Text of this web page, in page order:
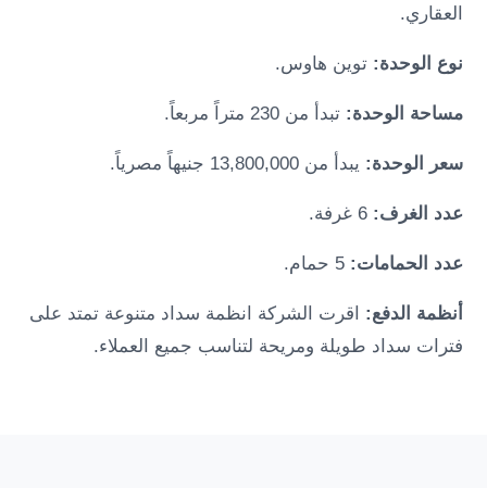
العقاري.
نوع الوحدة: توين هاوس.
مساحة الوحدة:تبدأ من 230 متراً مربعاً.
سعر الوحدة: يبدأ من 13,800,000 جنيهاً مصرياً.
عدد الغرف: 6 غرفة.
عدد الحمامات: 5 حمام.
أنظمة الدفع: اقرت الشركة انظمة سداد متنوعة تمتد على
فترات سداد طويلة ومريحة لتناسب جميع العملاء.